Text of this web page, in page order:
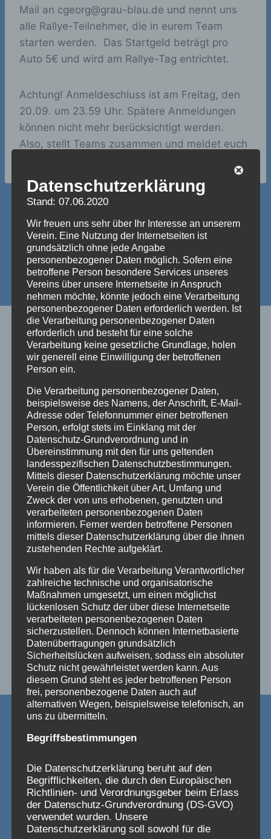
Mail an cgeorg@grau-blau.de und nennt uns
alle Rallye-Teilnehmer, die in eurem Team
starten werden. Das Startgeld beträgt pro
Auto 5€ und wird am Rallye-Tag entrichtet.
Achtung! Anmeldeschluss ist am Freitag, den
20.09. um 23.59 Uhr. Spätere Anmeldungen
können nicht mehr berücksichtigt werden.
Also, stellt Teams zusammen und meldet euch
Beitragsnavigation
ZURÜCK
Bilder von den
Ursprüngen der KG
Grau-Blau
Cold Water Challenge
Ähnliche Beiträge
Kartenvorverkauf beginnt am
02.11.2019
Von Sophia Weigand 21. Oktober 2019
Schreibe einen Kommentar
Deine E-Mail-Adresse wird nicht veröffentlicht.
Erforderliche Felder sind mit*markiert
Kommentar *
Datenschutzerklärung
Stand: 07.06.2020
Wir freuen uns sehr über Ihr Interesse an unserem
Verein. Eine Nutzung der Internetseiten ist
grundsätzlich ohne jede Angabe
personenbezogener Daten möglich. Sofern eine
betroffene Person besondere Services unseres
Vereins über unsere Internetseite in Anspruch
nehmen möchte, könnte jedoch eine Verarbeitung
personenbezogener Daten erforderlich werden. Ist
die Verarbeitung personenbezogener Daten
erforderlich und besteht für eine solche
Verarbeitung keine gesetzliche Grundlage, holen
wir generell eine Einwilligung der betroffenen
Person ein.
Die Verarbeitung personenbezogener Daten,
beispielsweise des Namens, der Anschrift, E-Mail-
Adresse oder Telefonnummer einer betroffenen
Person, erfolgt stets im Einklang mit der
Datenschutz-Grundverordnung und in
Übereinstimmung mit den für uns geltenden
landesspezifischen Datenschutzbestimmungen.
Mittels dieser Datenschutzerklärung möchte unser
Verein die Öffentlichkeit über Art, Umfang und
Zweck der von uns erhobenen, genutzten und
verarbeiteten personenbezogenen Daten
informieren. Ferner werden betroffene Personen
mittels dieser Datenschutzerklärung über die ihnen
zustehenden Rechte aufgeklärt.
Wir haben als für die Verarbeitung Verantwortlicher
zahlreiche technische und organisatorische
Maßnahmen umgesetzt, um einen möglichst
lückenlosen Schutz der über diese Internetseite
verarbeiteten personenbezogenen Daten
sicherzustellen. Dennoch können Internetbasierte
Datenübertragungen grundsätzlich
Sicherheitslücken aufweisen, sodass ein absoluter
Schutz nicht gewährleistet werden kann. Aus
diesem Grund steht es jeder betroffenen Person
frei, personenbezogene Daten auch auf
alternativen Wegen, beispielsweise telefonisch, an
uns zu übermitteln.
Begriffsbestimmungen
Die Datenschutzerklärung beruht auf den
Begrifflichkeiten, die durch den Europäischen
Richtlinien- und Verordnungsgeber beim Erlass
der Datenschutz-Grundverordnung (DS-GVO)
verwendet wurden. Unsere
Datenschutzerklärung soll sowohl für die